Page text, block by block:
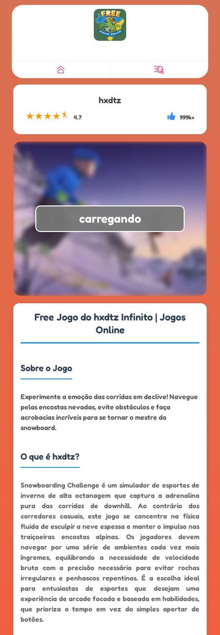
hxdtz
★★★★★ 4.7 999k+
carregando
★★★★ 999k+
Free Jogo do hxdtz Infinito | Jogos
Online
Sobre o Jogo
Experimente a emoção das corridas em declive! Navegue
pelas encostas nevadas, evite obstáculos e faça
acrobacias incríveis para se tornar o mestre do
snowboard.
O que é hxdtz?
Snowboarding Challenge é um simulador de esportes de
inverno de alta octanagem que captura a adrenalina
pura das corridas de downhill. Ao contrário dos
corredores casuais, este jogo se concentra na física
fluida de esculpir a neve espessa e manter o impulso nas
traiçoeiras encostas alpinas. Os jogadores devem
navegar por uma série de ambientes cada vez mais
íngremes, equilibrando a necessidade de velocidade
bruta com a precisão necessária para evitar rochas
irregulares e penhascos repentinos. É a escolha ideal
para entusiastas de esportes que desejam uma
experiência de arcade focada e baseada em habilidades,
que prioriza o tempo em vez do simples apertar de
botões.